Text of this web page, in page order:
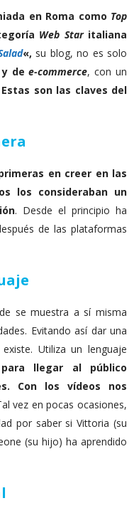
en Roma como Top
Web Staritaliana
«, su blog, no es solo
y dee-commerce, con un
Estas son las claves del
en creer en las
los consideraban un
. Desde el principio ha
de las plataformas
se muestra a sí misma
Evitando así dar una
Utiliza un lenguaje
llegar al público
Con los vídeos nos
vez en pocas ocasiones,
por saber si Vittoria (su
(su hijo) ha aprendido